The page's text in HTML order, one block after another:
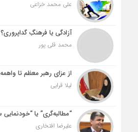
علی محمد خزاعی
آزادگی یا فرهنگِ گداپروری؟
محمد قلی پور
از عزای رهبر معظم تا
لیلا قرایی
“مطالبه‌گری” یا
علیرضا افتخاری